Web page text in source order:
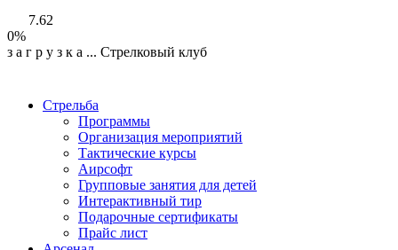
7.62
0%
з а г р у з к а ... Стрелковый клуб
Стрельба
Программы
Организация мероприятий
Тактические курсы
Аирсофт
Групповые занятия для детей
Интерактивный тир
Подарочные сертификаты
Прайс лист